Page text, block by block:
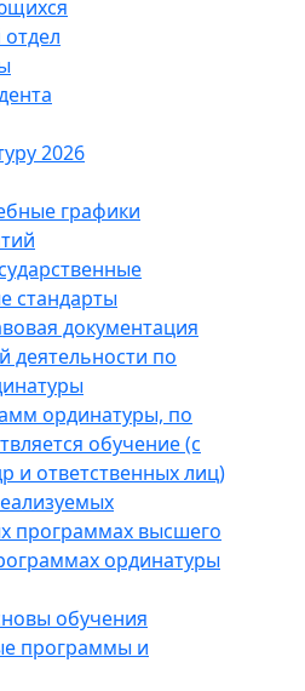
2026
графики
стандарты
документация
деятельности по
ординатуры, по
обучение (с
и ответственных лиц)
программах высшего
ординатуры
обучения
программы и